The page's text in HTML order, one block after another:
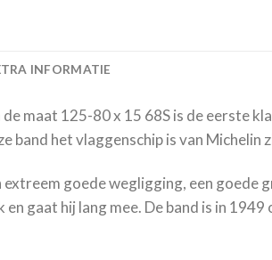
INFORMATIE
de maat 125-80 x 15 68S is de eerste
band het vlaggenschip is van Michelin
extreem goede wegligging, een
gaat hij lang mee. De band is in